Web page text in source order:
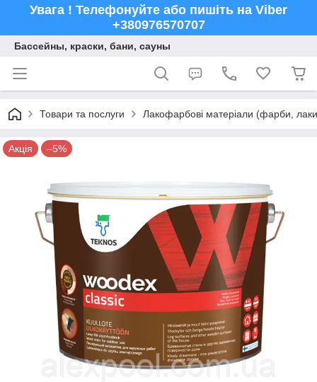
Увага ! Телефонуйте або пишіть на Viber
+380976570707
Бассейны, краски, бани, сауны
Товари та послуги Лакофарбові матеріали (фарби,
Акція –5%